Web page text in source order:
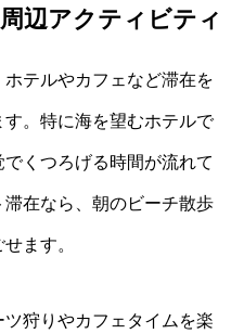
辺アクティビティ
テルやカフェなど滞在を
。特に海を望むホテルで
くつろげる時間が流れて
在なら、朝のビーチ散歩
ます。
狩りやカフェタイムを楽